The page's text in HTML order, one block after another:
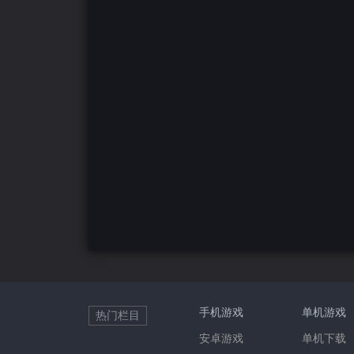
手机游戏
安卓游戏
单机游戏
单机下载
热门栏目